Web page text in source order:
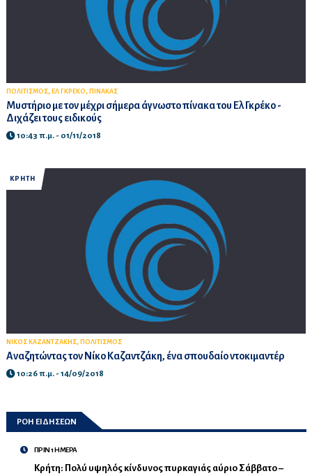
ΠΟΛΙΤΙΣΜΟΣ, ΕΛ ΓΚΡΕΚΟ, ΠΙΝΑΚΑΣ
Μυστήριο με τον μέχρι σήμερα άγνωστο πίνακα του Ελ Γκρέκο -
Διχάζει τους ειδικούς
10:43 π.μ. - 01/11/2018
ΚΡΗΤΗ
ΝΙΚΟΣ ΚΑΖΑΝΤΖΑΚΗΣ, ΠΟΛΙΤΙΣΜΟΣ
Αναζητώντας τον Νίκο Καζαντζάκη, ένα σπουδαίο ντοκιμαντέρ
10:26 π.μ. - 14/09/2018
ΡΟΗ ΕΙΔΗΣΕΩΝ
ΠΡΙΝ 1 ΗΜΕΡΑ
Κρήτη: Πολύ υψηλός κίνδυνος πυρκαγιάς αύριο Σάββατο –